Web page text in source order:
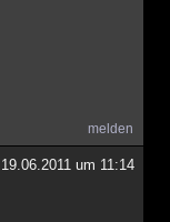
melden
19.06.2011 um 11:14